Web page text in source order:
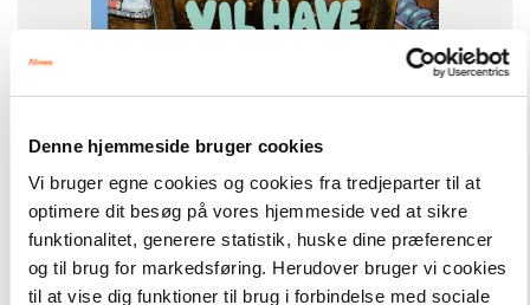
Denne hjemmeside bruger cookies
Vi bruger egne cookies og cookies fra tredjeparter til at
optimere dit besøg på vores hjemmeside ved at sikre
funktionalitet, generere statistik, huske dine præferencer
og til brug for markedsføring. Herudover bruger vi cookies
til at vise dig funktioner til brug i forbindelse med sociale
+
Læseklub
Frodes fødder vil have hævn, Blå læseklub
189,00 kr.